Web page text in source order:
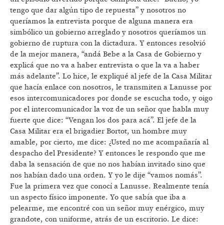
tengo que dar algún tipo de repuesta” y nosotros no
queríamos la entrevista porque de alguna manera era
simbólico un gobierno arreglado y nosotros queríamos un
gobierno de ruptura con la dictadura. Y entonces resolvió
de la mejor manera, “andá Bebe a la Casa de Gobierno y
explicá que no va a haber entrevista o que la va a haber
más adelante”. Lo hice, le expliqué al jefe de la Casa Militar
que hacía enlace con nosotros, le transmiten a Lanusse por
esos intercomunicadores por donde se escucha todo, y oigo
por el intercomunicador la voz de un señor que habla muy
fuerte que dice: “Vengan los dos para acá”. El jefe de la
Casa Militar era el brigadier Bortot, un hombre muy
amable, por cierto, me dice: ¿Usted no me acompañaría al
despacho del Presidente? Y entonces le respondo que me
daba la sensación de que no nos habían invitado sino que
nos habían dado una orden. Y yo le dije “vamos nomás”.
Fue la primera vez que conocí a Lanusse. Realmente tenía
un aspecto físico imponente. Yo que sabía que iba a
pelearme, me encontré con un señor muy enérgico, muy
grandote, con uniforme, atrás de un escritorio. Le dice: